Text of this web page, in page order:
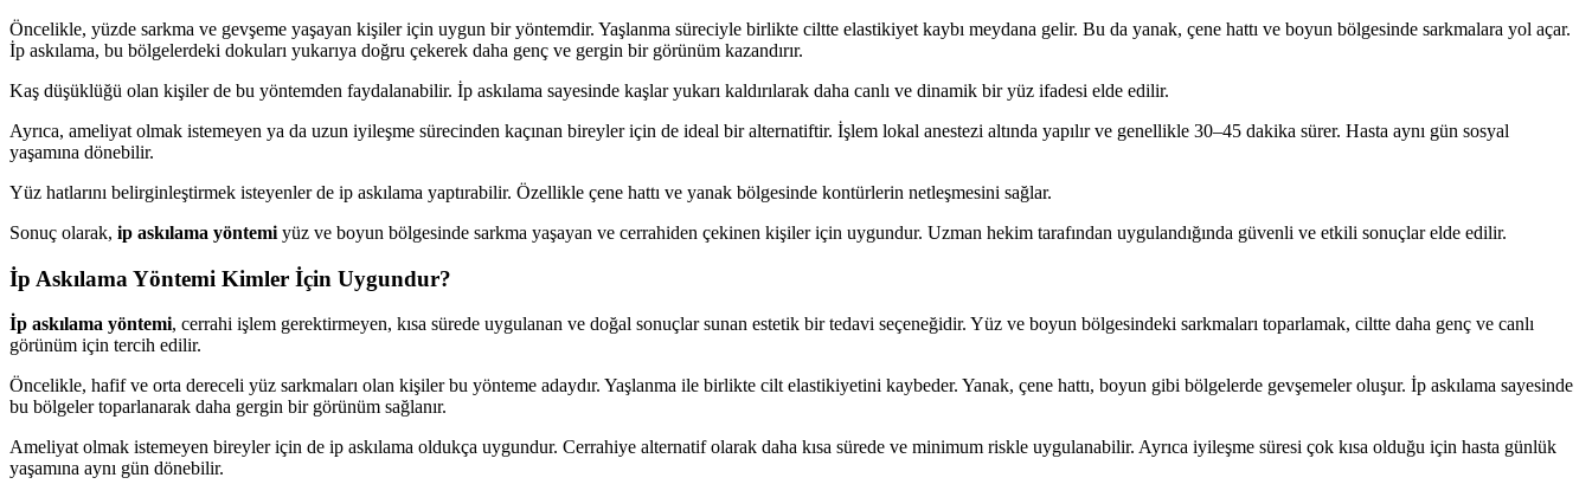
Öncelikle, yüzde sarkma ve gevşeme yaşayan kişiler için uygun bir yöntemdir. Yaşlanma süreciyle birlikte ciltte elastikiyet kaybı meydana gelir. Bu da yanak, çene hattı ve boyun bölgesinde sarkmalara yol açar.
İp askılama, bu bölgelerdeki dokuları yukarıya doğru çekerek daha genç ve gergin bir görünüm kazandırır.
Kaş düşüklüğü olan kişiler de bu yöntemden faydalanabilir. İp askılama sayesinde kaşlar yukarı kaldırılarak daha canlı ve dinamik bir yüz ifadesi elde edilir.
Ayrıca, ameliyat olmak istemeyen ya da uzun iyileşme sürecinden kaçınan bireyler için de ideal bir alternatiftir. İşlem lokal anestezi altında yapılır ve genellikle 30–45 dakika sürer. Hasta aynı gün sosyal
yaşamına dönebilir.
Yüz hatlarını belirginleştirmek isteyenler de ip askılama yaptırabilir. Özellikle çene hattı ve yanak bölgesinde kontürlerin netleşmesini sağlar.
Sonuç olarak, ip askılama yöntemi yüz ve boyun bölgesinde sarkma yaşayan ve cerrahiden çekinen kişiler için uygundur. Uzman hekim tarafından uygulandığında güvenli ve etkili sonuçlar elde edilir.
İp Askılama Yöntemi Kimler İçin Uygundur?
İp askılama yöntemi, cerrahi işlem gerektirmeyen, kısa sürede uygulanan ve doğal sonuçlar sunan estetik bir tedavi seçeneğidir. Yüz ve boyun bölgesindeki sarkmaları toparlamak, ciltte daha genç ve canlı
görünüm için tercih edilir.
Öncelikle, hafif ve orta dereceli yüz sarkmaları olan kişiler bu yönteme adaydır. Yaşlanma ile birlikte cilt elastikiyetini kaybeder. Yanak, çene hattı, boyun gibi bölgelerde gevşemeler oluşur. İp askılama sayesinde
bu bölgeler toparlanarak daha gergin bir görünüm sağlanır.
Ameliyat olmak istemeyen bireyler için de ip askılama oldukça uygundur. Cerrahiye alternatif olarak daha kısa sürede ve minimum riskle uygulanabilir. Ayrıca iyileşme süresi çok kısa olduğu için hasta günlük
yaşamına aynı gün dönebilir.